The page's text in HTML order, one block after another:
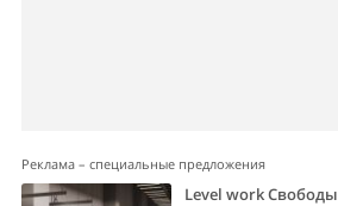
Реклама – специальные предложения
Level work Свободы